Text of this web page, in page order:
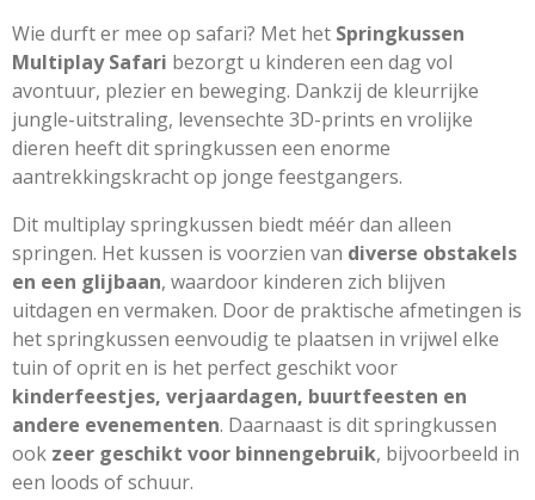
Wie durft er mee op safari? Met het Springkussen
Multiplay Safari bezorgt u kinderen een dag vol
avontuur, plezier en beweging. Dankzij de kleurrijke
jungle-uitstraling, levensechte 3D-prints en vrolijke
dieren heeft dit springkussen een enorme
aantrekkingskracht op jonge feestgangers.
Dit multiplay springkussen biedt méér dan alleen
springen. Het kussen is voorzien van diverse obstakels
en een glijbaan, waardoor kinderen zich blijven
uitdagen en vermaken. Door de praktische afmetingen is
het springkussen eenvoudig te plaatsen in vrijwel elke
tuin of oprit en is het perfect geschikt voor
kinderfeestjes, verjaardagen, buurtfeesten en
andere evenementen. Daarnaast is dit springkussen
ook zeer geschikt voor binnengebruik, bijvoorbeeld in
een loods of schuur.